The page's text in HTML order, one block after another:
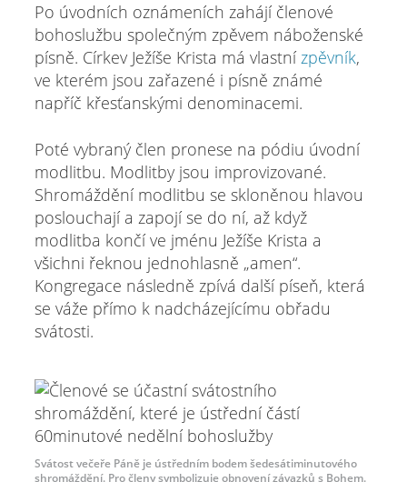
Po úvodních oznámeních zahájí členové
bohoslužbu společným zpěvem náboženské
písně. Církev Ježíše Krista má vlastní zpěvník,
ve kterém jsou zařazené i písně známé
napříč křesťanskými denominacemi.
Poté vybraný člen pronese na pódiu úvodní
modlitbu. Modlitby jsou improvizované.
Shromáždění modlitbu se skloněnou hlavou
poslouchají a zapojí se do ní, až když
modlitba končí ve jménu Ježíše Krista a
všichni řeknou jednohlasně „amen“.
Kongregace následně zpívá další píseň, která
se váže přímo k nadcházejícímu obřadu
svátosti.
Svátost večeře Páně je ústředním bodem šedesátiminutového
shromáždění. Pro členy symbolizuje obnovení závazků s Bohem.